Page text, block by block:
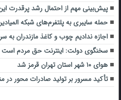
پیش‌بینی مهم از احتمال رشد پرقدرت این
حمله سایبری به پلتفرم‌های شبکه
اجازه ندادیم چوب و کاغذ مازندران
سخنگوی دولت: اینترنت حق مردم است
هوای ۱۰ شهر استان تهران قرمز شد
تأکید مسرور بر تولید صادرات محور در